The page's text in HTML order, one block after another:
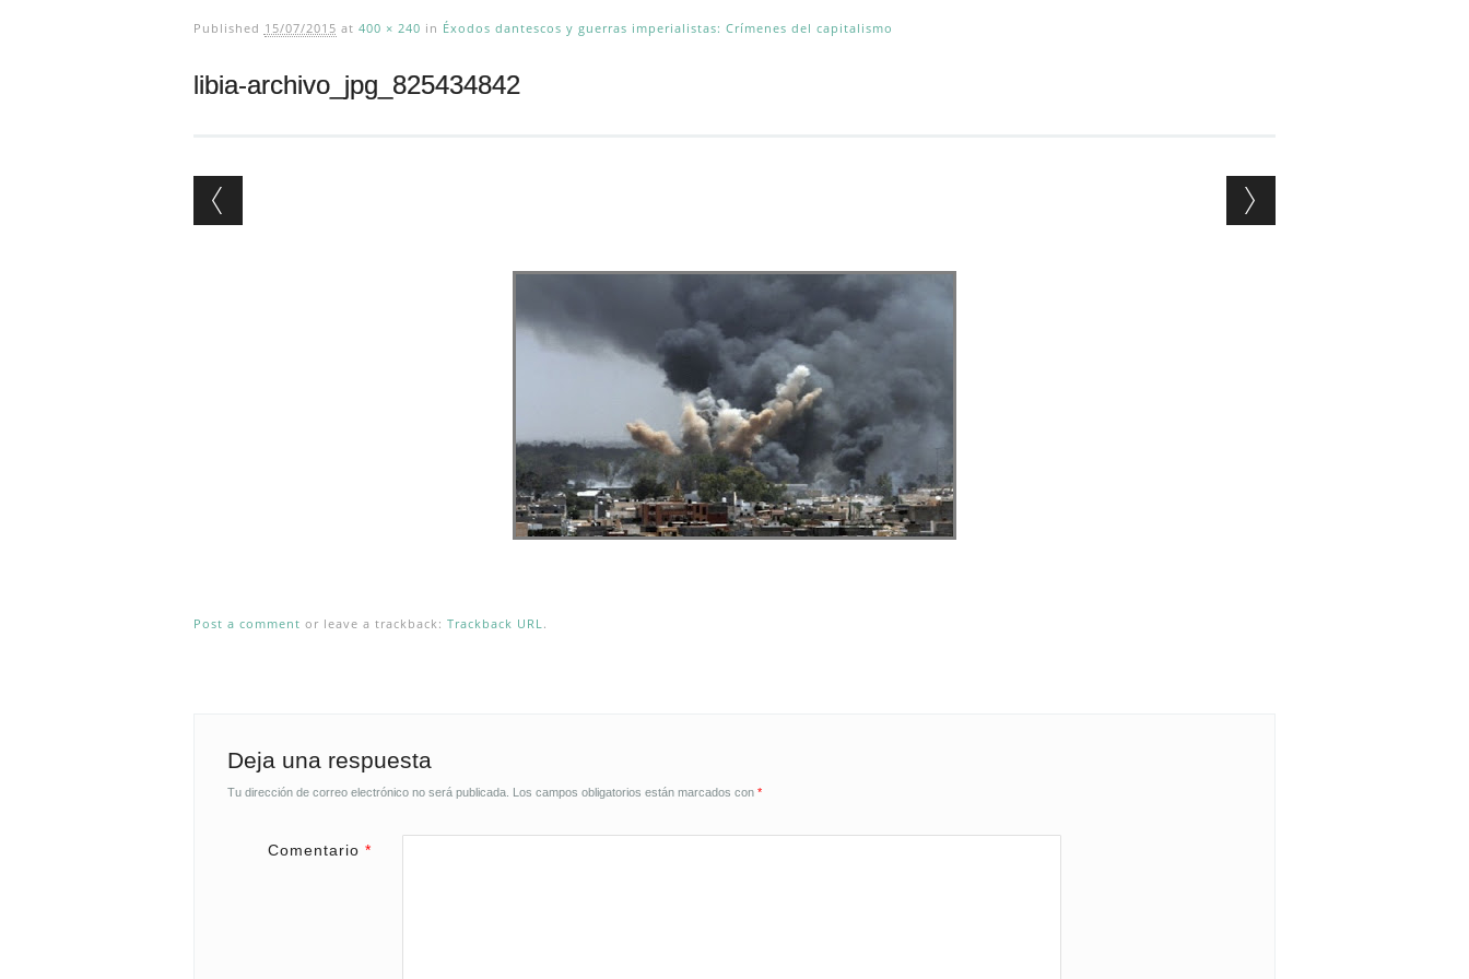
Published 15/07/2015 at 400 × 240 in Éxodos dantescos y guerras imperialistas: Crímenes del capitalismo
libia-archivo_jpg_825434842
Post a comment or leave a trackback: Trackback URL .
Deja una respuesta
Tu dirección de correo electrónico no será publicada. Los campos obligatorios están marcados con *
Comentario *